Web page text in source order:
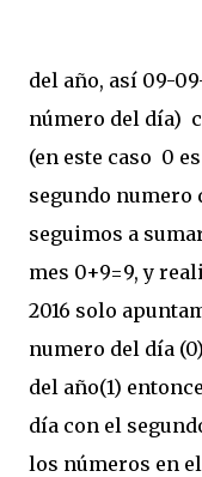
del año, así 09-
número del día)
(en este caso 0
segundo numero
seguimos a
mes 0+9=9, y
2016 solo
numero del día
del año(1)
día con el
los números en